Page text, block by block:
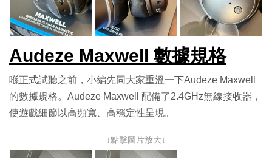
Audeze Maxwell 數據規格
喺正式試聽之前，小編先同大家重溫一下Audeze Maxwell
的數據規格。Audeze Maxwell 配備了2.4GHz無線接收器，
使遊戲細節以高頻寬、高穩定性呈現。
↓點擊圖片放大↓